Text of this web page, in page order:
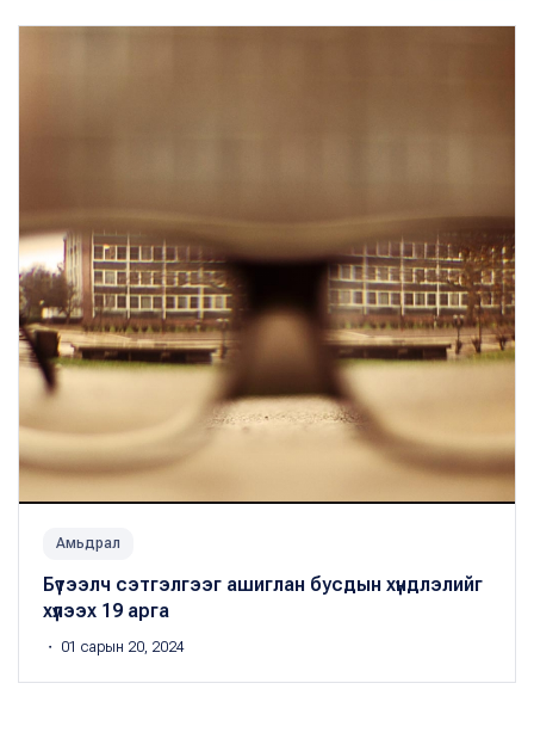
Амьдрал
Бүтээлч сэтгэлгээг ашиглан бусдын хүндлэлийг
хүлээх 19 арга
・ 01 сарын 20, 2024